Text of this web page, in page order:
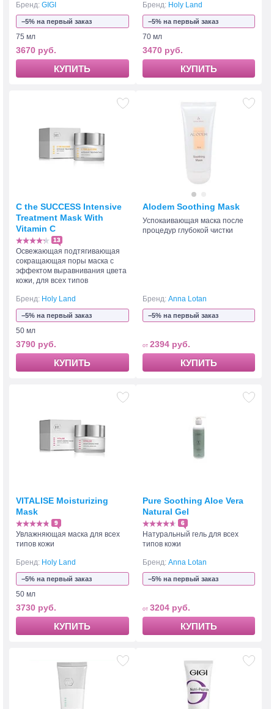
Бренд: GIGI
−5% на первый заказ
75 мл
3670 руб.
КУПИТЬ
Бренд: Holy Land
−5% на первый заказ
70 мл
3470 руб.
КУПИТЬ
C the SUCCESS Intensive
Treatment Mask With
Vitamin C
13
Освежающая подтягивающая
сокращающая поры маска с
эффектом выравнивания цвета
кожи, для всех типов
Бренд: Holy Land
−5% на первый заказ
50 мл
3790 руб.
КУПИТЬ
Alodem Soothing Mask
Успокаивающая маска после
процедур глубокой чистки
Бренд: Anna Lotan
−5% на первый заказ
2394 руб.
КУПИТЬ
VITALISE Moisturizing
Mask
9
Увлажняющая маска для всех
типов кожи
Бренд: Holy Land
−5% на первый заказ
50 мл
3730 руб.
КУПИТЬ
Pure Soothing Aloe Vera
Natural Gel
6
Натуральный гель для всех
типов кожи
Бренд: Anna Lotan
−5% на первый заказ
3204 руб.
КУПИТЬ